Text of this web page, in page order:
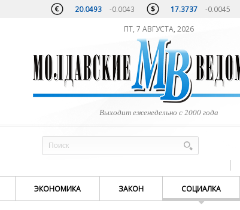
20.0493 -0.0043 17.3737 -0.0045
ПТ, 7 АВГУСТА, 2026
Выходит еженедельно с 2000 года
ЭКОНОМИКА ЗАКОН СОЦИАЛКА